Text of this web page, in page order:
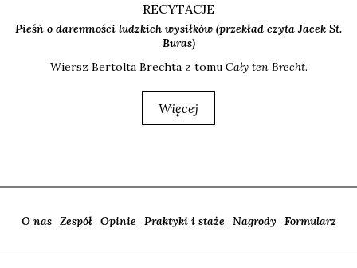
RECYTACJE
Pieśń o daremności ludzkich wysiłków (przekład czyta Jacek St.
Buras)
Wiersz Ber­tol­ta Brech­ta z tomu Cały ten Brecht.
Więcej
O nas Zespół Opinie Praktyki i staże Nagrody Formularz